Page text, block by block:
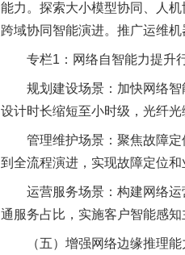
能力。探索大小模型协同、人
跨域协同智能演进。推广运维
专栏1：网络自智能力提升
规划建设场景：加快网络智
设计时长缩短至小时级，光纤
管理维护场景：聚焦故障定
到全流程演进，实现故障定位和
运营服务场景：构建网络运
通服务占比，实施客户智能感知
（五）增强网络边缘推理能